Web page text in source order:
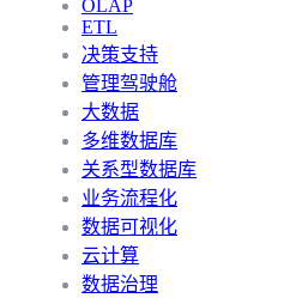
OLAP
ETL
决策支持
管理驾驶舱
大数据
多维数据库
关系型数据库
业务流程化
数据可视化
云计算
数据治理